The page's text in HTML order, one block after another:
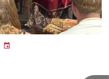
event